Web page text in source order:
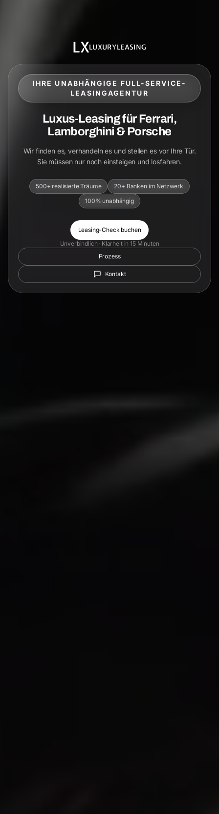
LXLUXURYLEASING
IHRE UNABHÄNGIGE FULL-SERVICE-
LEASINGAGENTUR
Luxus-Leasing für Ferrari,
Lamborghini & Porsche
Wir finden es, verhandeln es und stellen es vor Ihre Tür.
Sie müssen nur noch einsteigen und losfahren.
500+ realisierte Träume
20+ Banken im Netzwerk
100% unabhängig
Leasing-Check buchen
Unverbindlich · Klarheit in 15 Minuten
Prozess
Kontakt